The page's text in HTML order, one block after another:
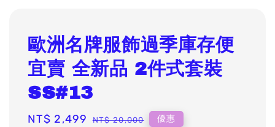
歐洲名牌服飾過季庫存便
宜賣 全新品 2件式套裝
SS#13
Sale
NT$ 2,499 Regular
NT$ 20,000 優惠